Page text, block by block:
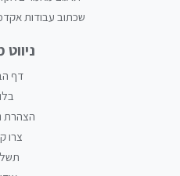
שכתוב עבודות
דף
הצהרת
צרו